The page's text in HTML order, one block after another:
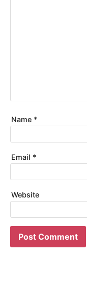
Name *
Email *
Website